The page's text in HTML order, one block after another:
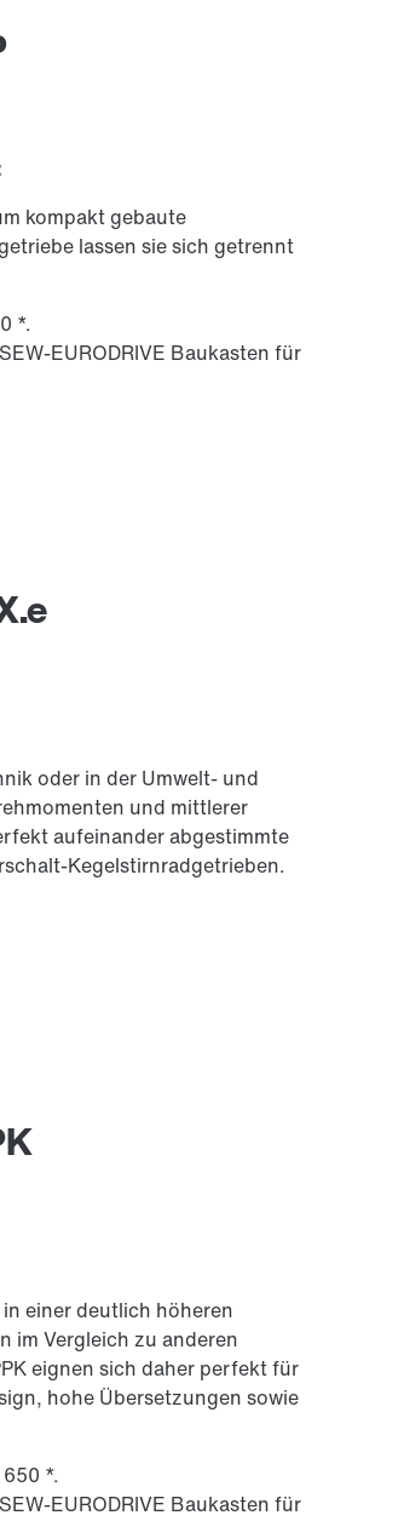
kompakt gebaute
lassen sie sich getrennt
*.
EURODRIVE Baukasten für
oder in der Umwelt- und
und mittlerer
aufeinander abgestimmte
Kegelstirnradgetrieben.
einer deutlich höheren
im Vergleich zu anderen
eignen sich daher perfekt für
hohe Übersetzungen sowie
*.
EURODRIVE Baukasten für